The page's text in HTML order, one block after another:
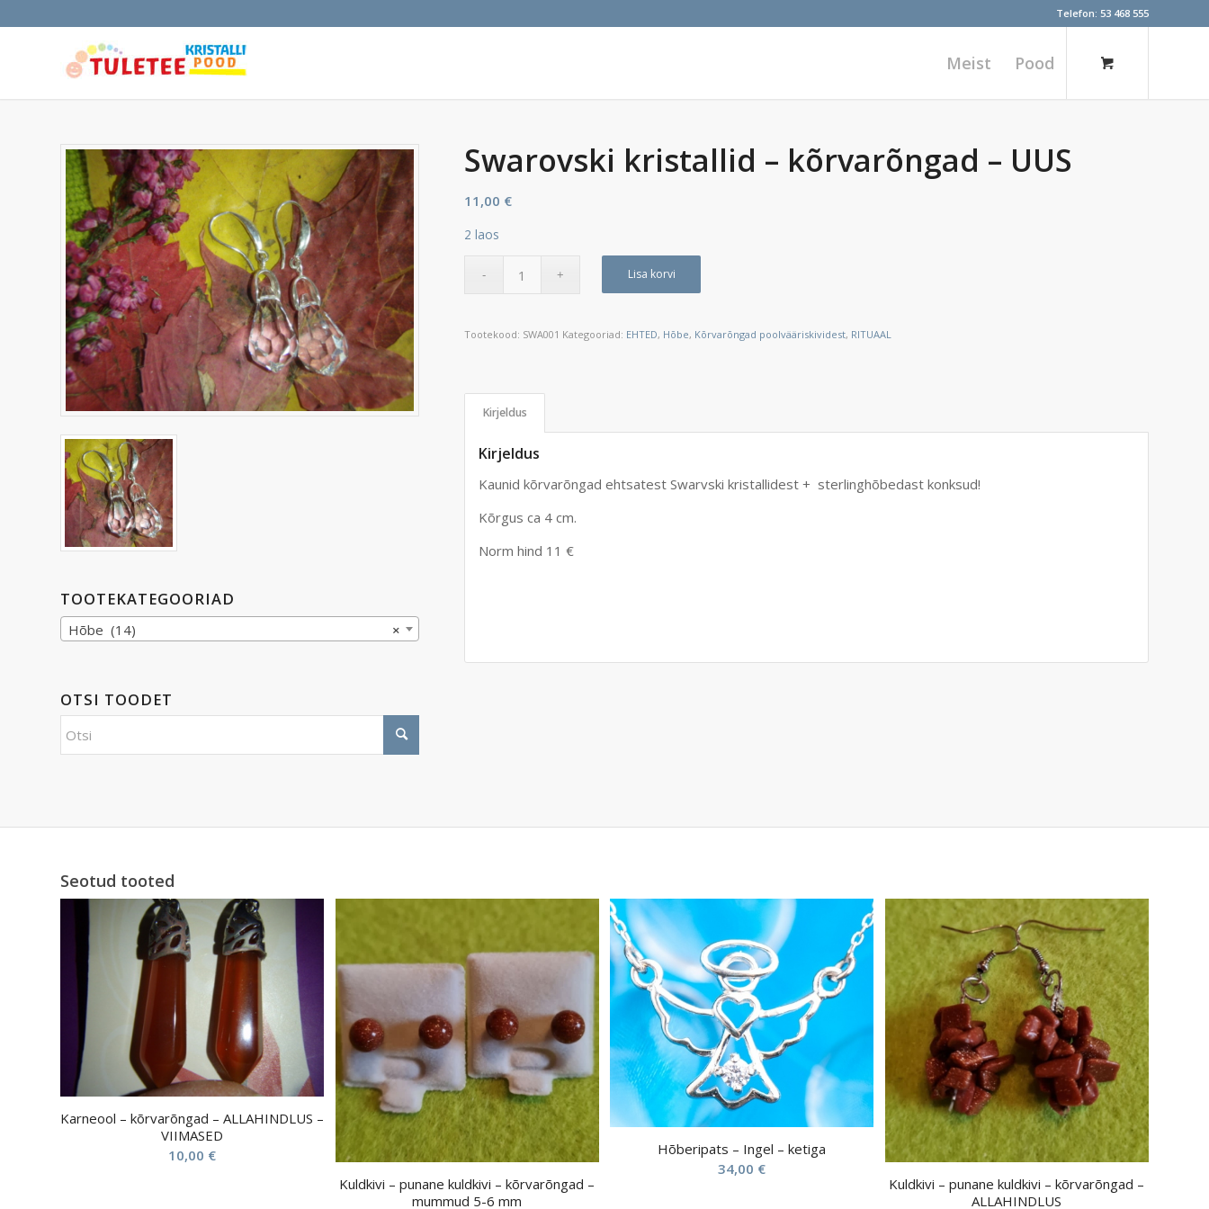
Telefon: 53 468 555
Meist Pood
TOOTEKATEGOORIAD
×
Hõbe (14)
OTSI TOODET
Swarovski kristallid – kõrvarõngad – UUS
11,00 €
2 laos
Lisa korvi
Tootekood: SWA001 Kategooriad: EHTED, Hõbe, Kõrvarõngad poolvääriskividest, RITUAAL
Kirjeldus
Kirjeldus
Kaunid kõrvarõngad ehtsatest Swarvski kristallidest + sterlinghõbedast konksud!
Kõrgus ca 4 cm.
Norm hind 11 €
Seotud tooted
Karneool – kõrvarõngad – ALLAHINDLUS –
VIIMASED
10,00 €
Kuldkivi – punane kuldkivi – kõrvarõngad –
mummud 5-6 mm
Hõberipats – Ingel – ketiga
34,00 €
Kuldkivi – punane kuldkivi – kõrvarõngad –
ALLAHINDLUS